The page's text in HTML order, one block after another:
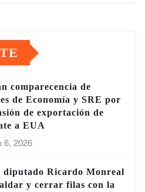
comparecencia de
de Economía y SRE por
de exportación de
a EUA
6, 2026
diputado Ricardo Monreal
y cerrar filas con la